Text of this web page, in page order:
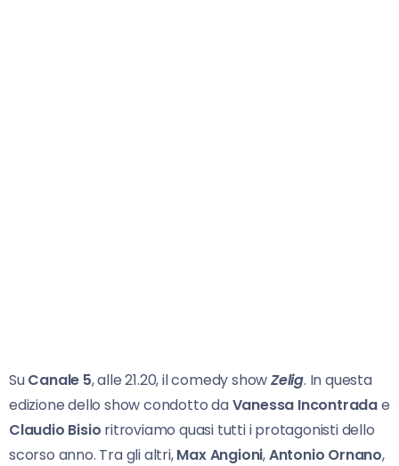
SuCanale 5, alle 21.20, il comedy showZelig. In questa
edizione dello show condotto daVanessa Incontradae
Claudio Bisio ritroviamo quasi tutti i protagonisti dello
scorso anno. Tra gli altri,Max Angioni,Antonio Ornano,